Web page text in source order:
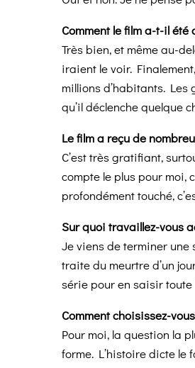
Comment le film a-t-il
Très bien, et même au-
iraient le voir.
millions d’habitants.
qu’il déclenche quelque
Le film a reçu de
C’est très gratifiant,
compte le plus pour moi,
profondément touché,
Sur quoi travaillez-vous
Je viens de terminer une
traite du meurtre d’un
série pour en saisir toute
Comment choisissez-
Pour moi, la question la
forme. L’histoire dicte le